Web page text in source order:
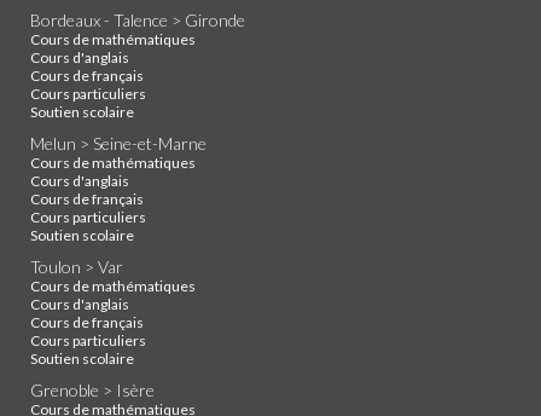
Bordeaux - Talence > Gironde
Cours de mathématiques
Cours d'anglais
Cours de français
Cours particuliers
Soutien scolaire
Melun > Seine-et-Marne
Cours de mathématiques
Cours d'anglais
Cours de français
Cours particuliers
Soutien scolaire
Toulon > Var
Cours de mathématiques
Cours d'anglais
Cours de français
Cours particuliers
Soutien scolaire
Grenoble > Isère
Cours de mathématiques